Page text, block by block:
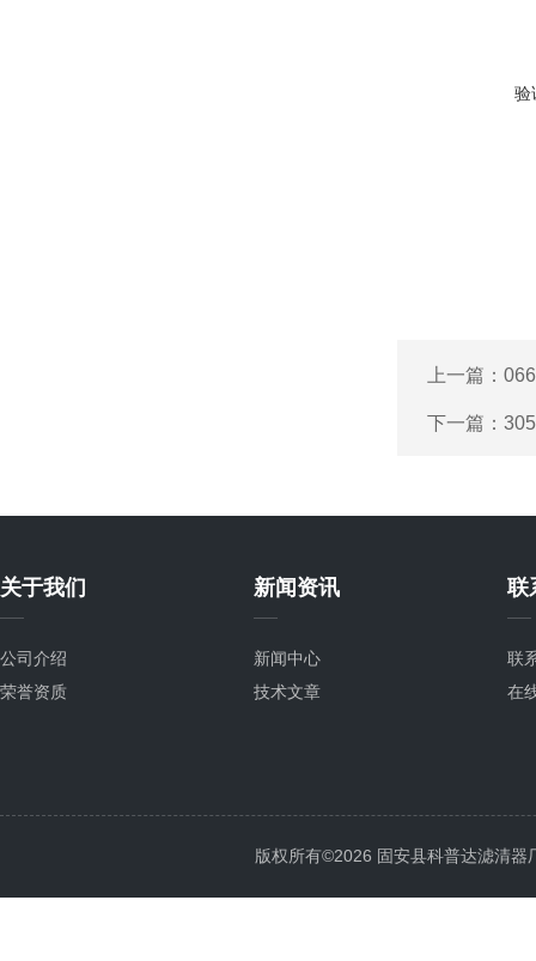
验
上一篇：
下一篇：
关于我们
公司介绍
荣誉资质
新闻资讯
新闻中心
技术文章
联
联
在
版权所有©2026 固安县科普达滤清